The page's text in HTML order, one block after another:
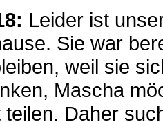
Leider ist
Sie war
weil sie
Mascha
teilen. Daher